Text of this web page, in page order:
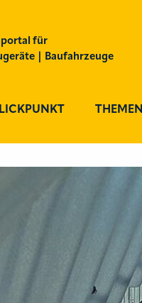
für
| Baufahrzeuge
THEMEN